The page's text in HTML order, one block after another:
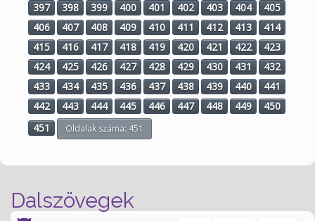
Dalszövegek
397
398 399 400 401 402 403 404
405
406
407 408 409 410 411 412 413
414
415
416 417 418 419 420 421 422
423
424
425 426 427 428 429 430 431
432
433
434 435 436 437 438 439 440
441
442
443 444 445 446 447 448 449
450
451
Oldalak száma: 451